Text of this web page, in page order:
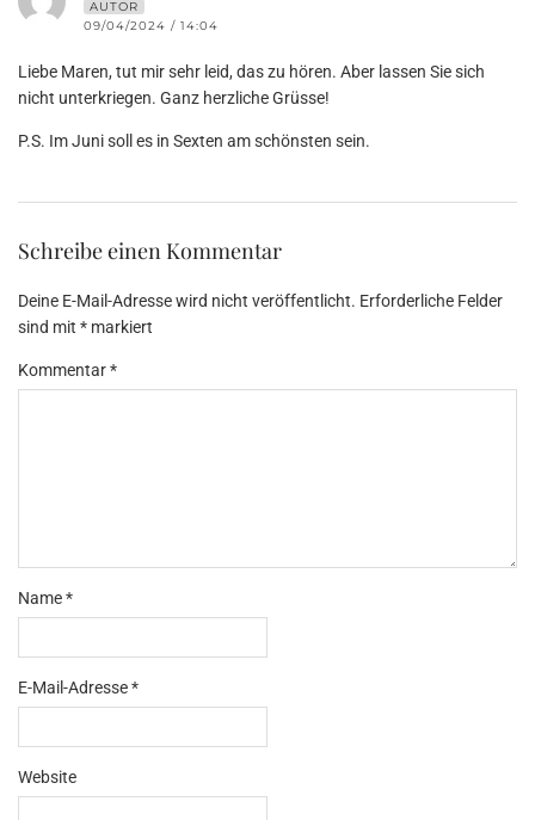
AUTOR
09/04/2024 / 14:04
Liebe Maren, tut mir sehr leid, das zu hören. Aber lassen Sie sich
nicht unterkriegen. Ganz herzliche Grüsse!
P.S. Im Juni soll es in Sexten am schönsten sein.
Schreibe einen Kommentar
Deine E-Mail-Adresse wird nicht veröffentlicht. Erforderliche Felder
sind mit * markiert
Kommentar*
Name*
E-Mail-Adresse*
Website